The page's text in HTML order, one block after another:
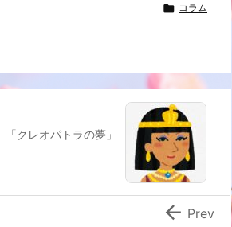
 コラム
「クレオパトラの夢」
 Prev